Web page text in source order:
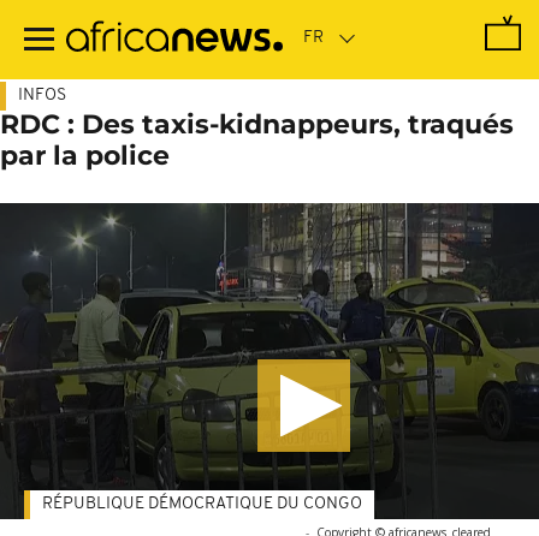
contenu
INFOS
RDC : Des taxis-kidnappeurs, traqués
par la police
- Copyright © africanews cleared
RÉPUBLIQUE DÉMOCRATIQUE DU CONGO